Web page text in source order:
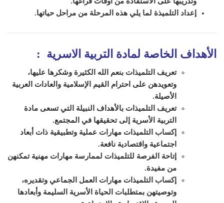
إعداد التلميذة لما يلي هذه المرحلة من مراحل حياتها.
الأهداف الخاصة لمادة التربية الاسرية :
تعريف التلميذات بنعم الله الكثيرة وشكرها عليها،
وتعويدهن على احترام القيم الإسلامية والعادات العربية
الأصيلة.
تعريف التلميذات بالأهداف النبيلة التي تسعى مادة
التربية الأسرية إلى تحقيقها في المجتمع.
إكساب التلميذات مهارات عملية وتطبيقية ذات أبعاد
اجتماعية واقتصادية نافعة.
إتاحة الفرصة للتلميذات لممارسة مهارات مهنية تمكنهن
من مفيدة.
إكساب التلميذات مهارات العمل الجماعي وتقديره،
وتوصيتهن بمتطلبات الحياة الأسرية السليمة وأبعادها